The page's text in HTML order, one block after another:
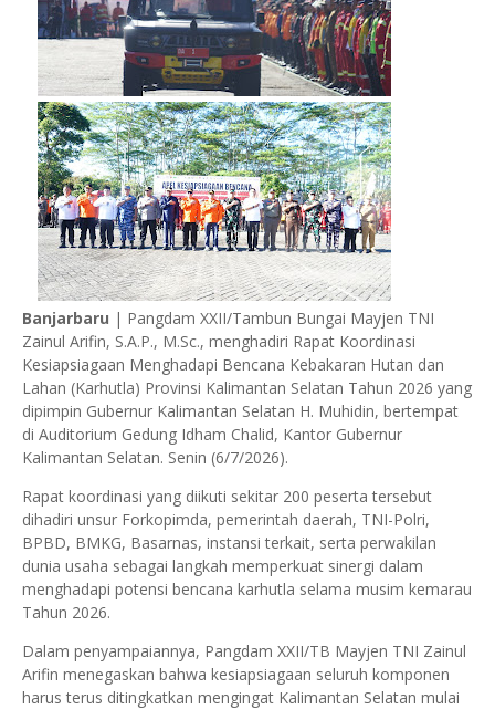
Banjarbaru | Pangdam XXII/Tambun Bungai Mayjen TNI
Zainul Arifin, S.A.P., M.Sc., menghadiri Rapat Koordinasi
Kesiapsiagaan Menghadapi Bencana Kebakaran Hutan dan
Lahan (Karhutla) Provinsi Kalimantan Selatan Tahun 2026 yang
dipimpin Gubernur Kalimantan Selatan H. Muhidin, bertempat
di Auditorium Gedung Idham Chalid, Kantor Gubernur
Kalimantan Selatan. Senin (6/7/2026).
Rapat koordinasi yang diikuti sekitar 200 peserta tersebut
dihadiri unsur Forkopimda, pemerintah daerah, TNI-Polri,
BPBD, BMKG, Basarnas, instansi terkait, serta perwakilan
dunia usaha sebagai langkah memperkuat sinergi dalam
menghadapi potensi bencana karhutla selama musim kemarau
Tahun 2026.
Dalam penyampaiannya, Pangdam XXII/TB Mayjen TNI Zainul
Arifin menegaskan bahwa kesiapsiagaan seluruh komponen
harus terus ditingkatkan mengingat Kalimantan Selatan mulai